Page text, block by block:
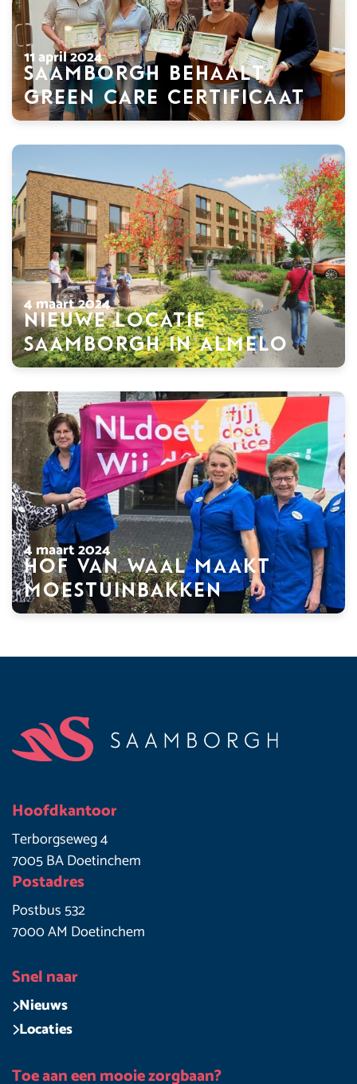
Saamborgh behaalt
Green Care certificaat
11 april 2024
Nieuwe locatie
Saamborgh in Almelo
4 maart 2024
Hof van Waal maakt
moestuinbakken
4 maart 2024
Hoofdkantoor
Terborgseweg 4
7005 BA Doetinchem
Postadres
Postbus 532
7000 AM Doetinchem
Snel naar
Nieuws
Locaties
Toe aan een mooie zorgbaan?